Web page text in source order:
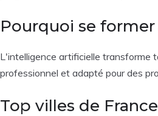
Pourquoi se
L'intelligence artificielle transforme
professionnel et adapté pour des
Top villes de France